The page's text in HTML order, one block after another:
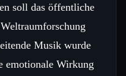
soll das öffentliche
Musik wurde
emotionale Wirkung